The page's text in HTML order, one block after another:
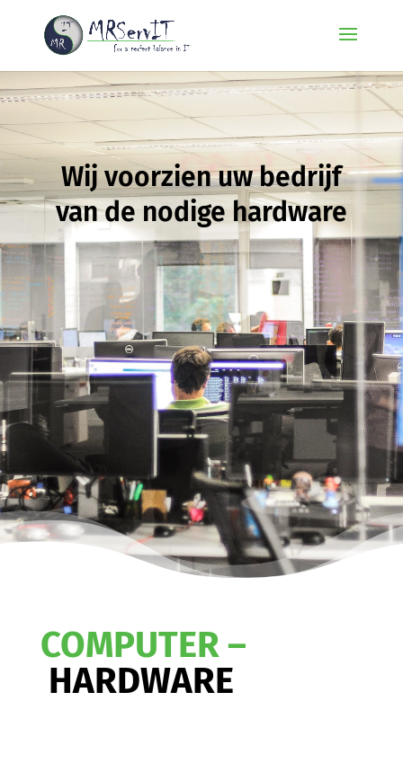
Wij voorzien uw bedrijf
van de nodige hardware
COMPUTER –
HARDWARE